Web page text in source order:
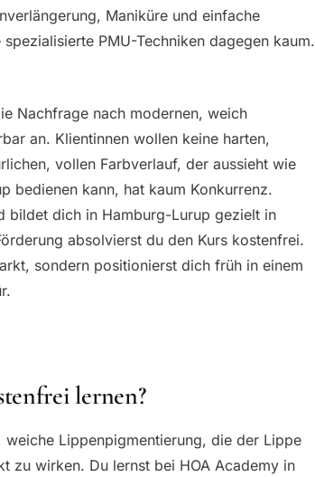
Maniküre und einfache
PMU-Techniken dagegen kaum.
Nachfrage nach modernen, weich
an. Klientinnen wollen keine harten,
vollen Farbverlauf, der aussieht wie
bedienen kann, hat kaum Konkurrenz.
bildet dich in Hamburg-Lurup gezielt in
absolvierst du den Kurs kostenfrei.
sondern positionierst dich früh in einem
lernen?
Lippenpigmentierung, die der Lippe
zu wirken. Du lernst bei HOA Academy in